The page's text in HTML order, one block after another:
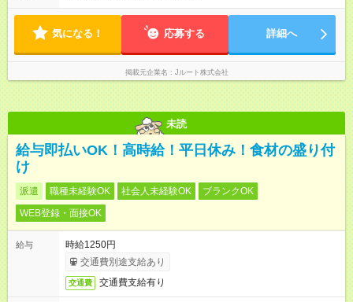
気になる！ 応募する 詳細へ
掲載元企業名 Jルート株式会社
未読
給与即払いOK！高時給！平日休み！食材の盛り付
け
派遣 職種未経験OK 社会人未経験OK
ブランクOK
WEB登録・面接OK
給与
時給1250円
交通費別途支給あり
交通費 交通費支給有り